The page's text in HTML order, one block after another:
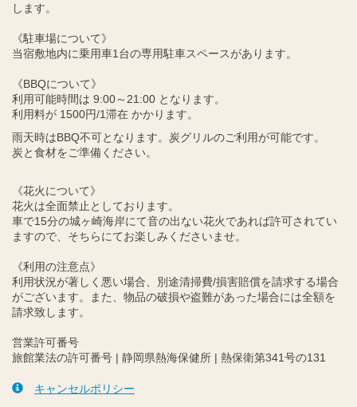
します。
《駐車場について》
当宿敷地内に乗用車1台の専用駐車スペースがあります。
《BBQについて》
利用可能時間は 9:00～21:00 となります。
利用料が 1500円/1滞在 かかります。
雨天時はBBQ不可となります。炭グリルのご利用が可能です。
炭と食材をご準備ください。
《花火について》
花火は全面禁止としております。
車で15分の城ヶ崎海岸にて音の出ない花火であれば許可されてい
ますので、そちらにてお楽しみくださいませ。
《利用の注意点》
利用状況が著しく悪い場合、別途清掃費/損害賠償を請求する場合
がございます。また、物品の破損や盗難があった場合には全額を
請求致します。
営業許可番号
旅館業法の許可番号 | 静岡県熱海保健所 | 熱保衛第341号の131
キャンセルポリシー